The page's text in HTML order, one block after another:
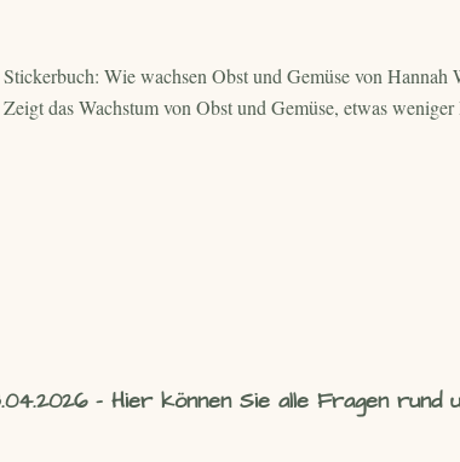
Stickerbuch: Wie wachsen Obst und Gemüse von
Zeigt das Wachstum von Obst und Gemüse, etwas
- Hier können Sie alle Fragen